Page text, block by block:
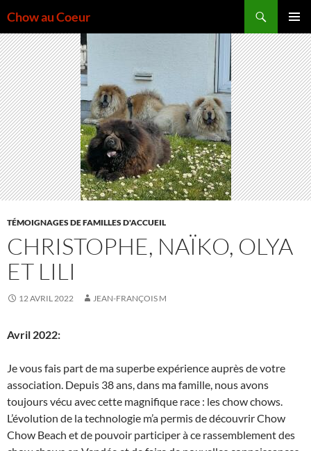
au
contenu
Chow au Coeur
MENU
TÉMOIGNAGES DE FAMILLES D'ACCUEIL
CHRISTOPHE, NAÏKO, OLYA
ET LILI
12 AVRIL 2022 JEAN-FRANÇOIS M
Avril 2022:
Je vous fais part de ma superbe expérience auprès de votre
association. Depuis 38 ans, dans ma famille, nous avons
toujours vécu avec cette magnifique race : les chow chows.
L’évolution de la technologie m’a permis de découvrir Chow
Chow Beach et de pouvoir participer à ce rassemblement des